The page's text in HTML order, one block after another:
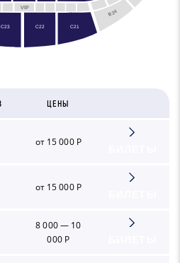
B24
C21
C22
C23
VIP
ЦЕНЫ
от 15 000 Р
от 15 000 Р
8 000 — 10
000 Р